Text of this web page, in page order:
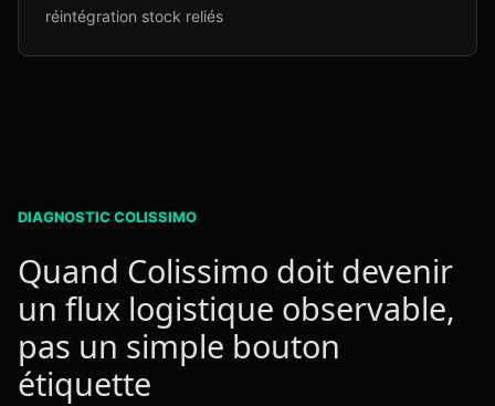
réintégration stock reliés
DIAGNOSTIC COLISSIMO
Quand Colissimo doit devenir
un flux logistique observable,
pas un simple bouton
étiquette